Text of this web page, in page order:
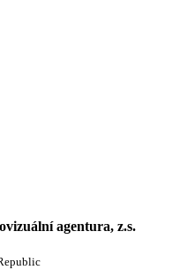
agentura, z.s.